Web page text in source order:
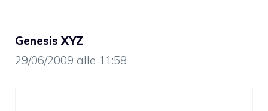
Genesis XYZ
29/06/2009 alle 11:58